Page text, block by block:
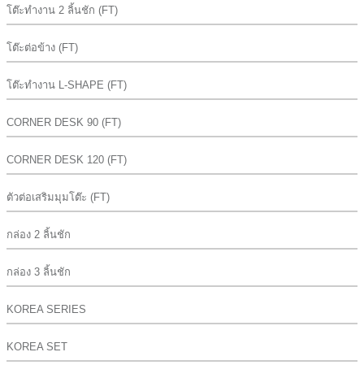
โต๊ะทำงาน 2 ลิ้นชัก (FT)
โต๊ะต่อข้าง (FT)
โต๊ะทำงาน L-SHAPE (FT)
CORNER DESK 90 (FT)
CORNER DESK 120 (FT)
ตัวต่อเสริมมุมโต๊ะ (FT)
กล่อง 2 ลิ้นชัก
กล่อง 3 ลิ้นชัก
KOREA SERIES
KOREA SET